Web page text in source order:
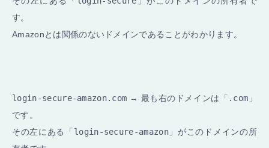
す。
Amazonとは関係のないドメインであることがわかります。
login-secure-amazon.com → 最も右のドメインは「 .com 」
です。
その左にある「 login-secure-amazon 」がこのドメインの所